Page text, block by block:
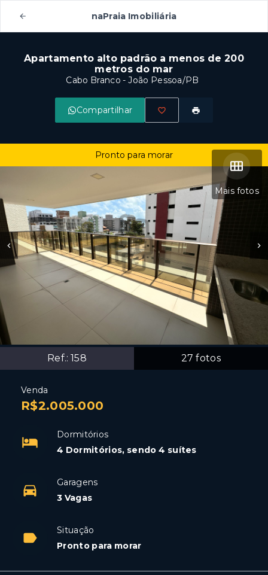
naPraia Imobiliária
Apartamento alto padrão a menos de 200
metros do mar
Cabo Branco - João Pessoa/PB
Compartilhar
Mais fotos
Ref.:158 27 fotos
Pronto para morar
Venda
R$2.005.000
Dormitórios
4 Dormitórios, sendo 4 suítes
Garagens
3 Vagas
Situação
Pronto para morar